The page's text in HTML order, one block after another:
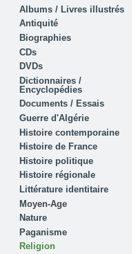
Albums / Livres illustrés
Antiquité
Biographies
CDs
DVDs
Dictionnaires /
Encyclopédies
Documents / Essais
Guerre d'Algérie
Histoire contemporaine
Histoire de France
Histoire politique
Histoire régionale
Littérature identitaire
Moyen-Age
Nature
Paganisme
Religion